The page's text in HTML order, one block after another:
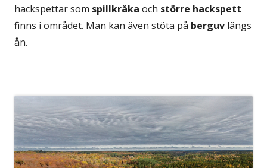
hackspettar som spillkråka och större hackspett
finns i området. Man kan även stöta på berguv längs
ån.